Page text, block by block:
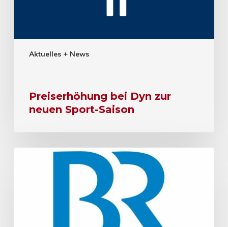
Aktuelles + News
Preiserhöhung bei Dyn zur
neuen Sport-Saison